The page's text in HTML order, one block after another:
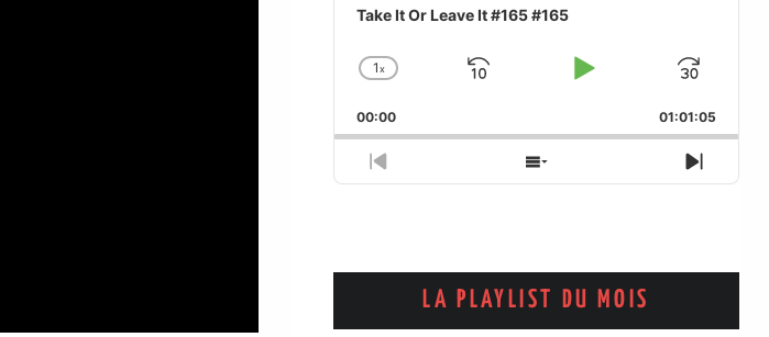
Take It Or Leave It #165 #165
Change
Rate
1x
Skip
Play
Pause
00:00 01:01:05
Previous
Episode
Show
Episodes
Next
LA PLAYLIST DU MOIS